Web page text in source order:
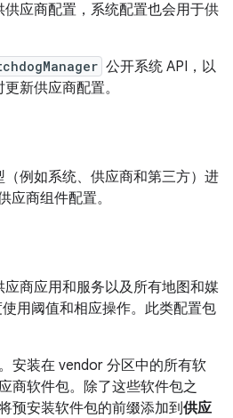
应商配置，系统配置也会用于供
公开系统 API，以
新供应商配置。
例如系统、供应商和第三方）进
应商组件配置。
商应用和服务以及所有地图和媒
用阈值和相应操作。此类配置包
安装在 vendor 分区中的所有软
商软件包。除了这些软件包之
预安装软件包的前缀添加到供应